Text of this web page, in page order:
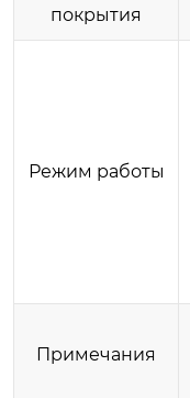
покрытия
Режим работы
Примечания